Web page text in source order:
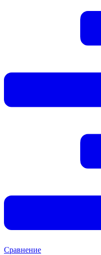
Сравнение